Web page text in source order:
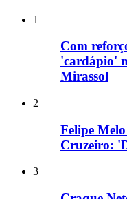
1
Com
'cardápio'
Mirassol
2
Felipe
Cruzeiro:
3